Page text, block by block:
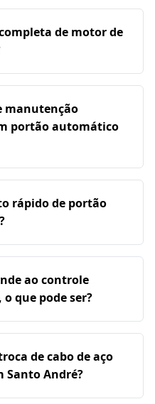
de motor de
manutenção
portão automático
rápido de portão
ao controle
que pode ser?
de cabo de aço
Santo André?